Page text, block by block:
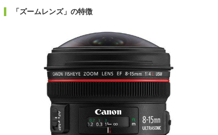
「ズームレンズ」の特徴